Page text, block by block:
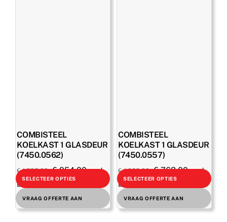
COMBISTEEL
KOELKAST 1 GLASDEUR
(7450.0562)
€1.325,00 Oorspronkelijke
prijs
was:
€ 1.325,00.
€954,00Huidige
€ 954,00.
excl.
BTW
1.154,34 incl. BTW
SELECTEER OPTIES
VRAAG OFFERTE AAN
COMBISTEEL
KOELKAST 1 GLASDEUR
(7450.0557)
€1.060,00 Oorspronkelijke
prijs
was:
€ 1.060,00.
€763,00Huidige
€ 763,00.
excl.
BTW
923,23 incl. BTW
SELECTEER OPTIES
VRAAG OFFERTE AAN